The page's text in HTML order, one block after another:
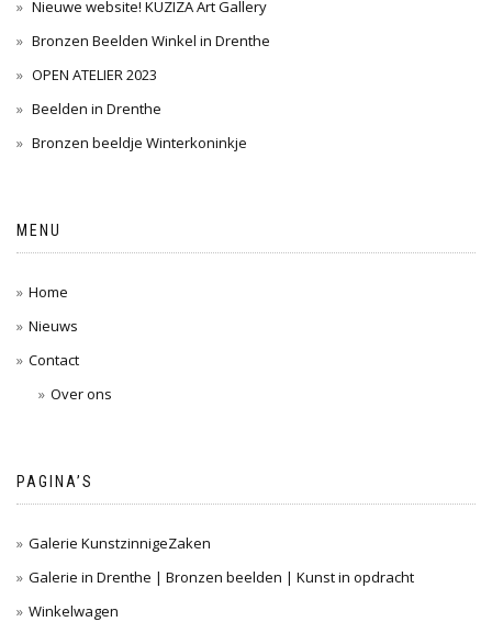
Nieuwe website! KUZIZA Art Gallery
Bronzen Beelden Winkel in Drenthe
OPEN ATELIER 2023
Beelden in Drenthe
Bronzen beeldje Winterkoninkje
MENU
Home
Nieuws
Contact
Over ons
PAGINA’S
Galerie KunstzinnigeZaken
Galerie in Drenthe | Bronzen beelden | Kunst in opdracht
Winkelwagen